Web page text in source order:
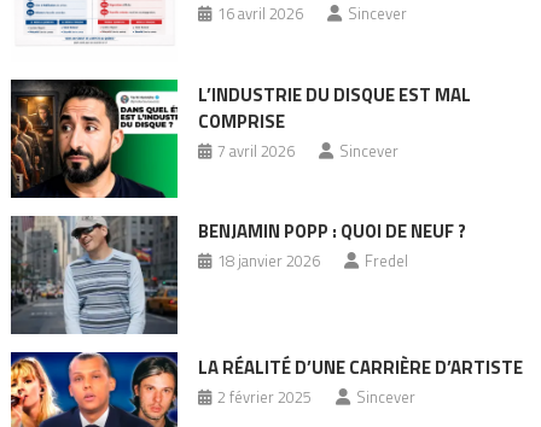
16 avril 2026 Sincever
L’INDUSTRIE DU DISQUE EST MAL
COMPRISE
7 avril 2026 Sincever
BENJAMIN POPP : QUOI DE NEUF ?
18 janvier 2026 Fredel
LA RÉALITÉ D’UNE CARRIÈRE D’ARTISTE
2 février 2025 Sincever